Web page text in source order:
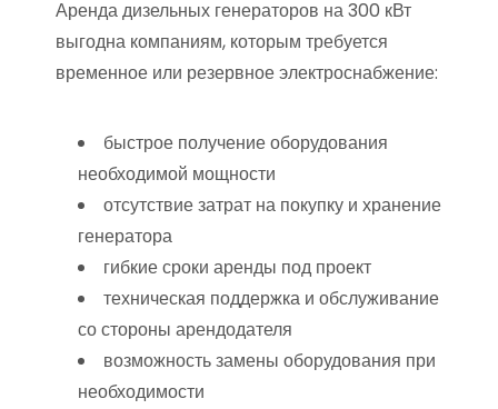
Аренда дизельных генераторов на 300 кВт
выгодна компаниям, которым требуется
временное или резервное электроснабжение:
быстрое получение оборудования
необходимой мощности
отсутствие затрат на покупку и хранение
генератора
гибкие сроки аренды под проект
техническая поддержка и обслуживание
со стороны арендодателя
возможность замены оборудования при
необходимости